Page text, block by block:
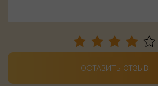
ОСТАВИТЬ ОТЗЫВ